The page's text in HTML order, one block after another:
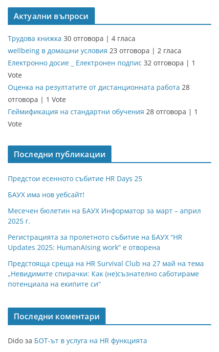
Актуални въпроси
Трудова книжка 30 отговора | 4 гласа
wellbeing в домашни условия 23 отговора | 2 гласа
Електронно досие _ Електронен подпис 32 отговора | 1
Vote
Оценка на резултатите от дистанционната работа 28
отговора | 1 Vote
Геймификация на стандартни обучения 28 отговора | 1
Vote
Последни публикации
Предстои есенното събитие HR Days 25
БАУХ има нов уебсайт!
Месечен бюлетин на БАУХ Информатор за март – април
2025 г.
Регистрацията за пролетното събитие на БАУХ “HR
Updates 2025: HumanAIsing work” е отворена
Предстояща среща на HR Survival Club на 27 май на тема
„Невидимите спирачки: Как (не)съзнателно саботираме
потенциала на екипите си“
Последни коментари
Dido за БОТ-ът в услуга на HR функцията